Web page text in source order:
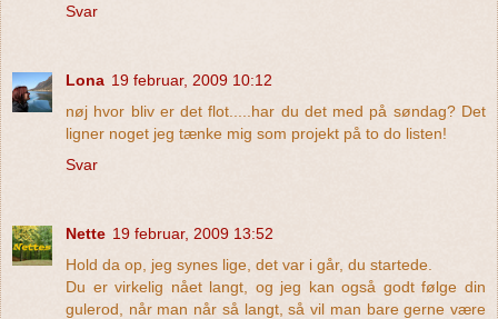
Svar
Lona 19 februar, 2009 10:12
nøj hvor bliv er det flot.....har du det med på søndag? Det
ligner noget jeg tænke mig som projekt på to do listen!
Svar
Nette 19 februar, 2009 13:52
Hold da op, jeg synes lige, det var i går, du startede.
Du er virkelig nået langt, og jeg kan også godt følge din
gulerod, når man når så langt, så vil man bare gerne være